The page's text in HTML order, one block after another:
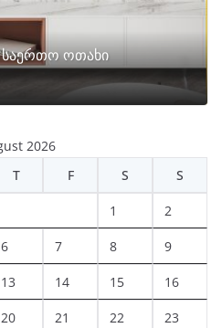
ოთახი
2026
T F S S
1 2
6 7 8 9
13 14 15 16
20 21 22 23